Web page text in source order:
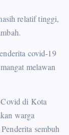
relatif tinggi,
covid-19
melawan
di Kota
warga
sembuh